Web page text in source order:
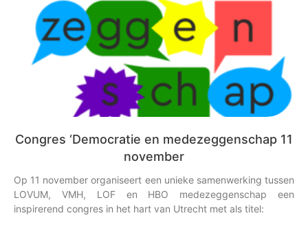
Congres ‘Democratie en medezeggenschap 11
november
Op 11 november organiseert een unieke samenwerking tussen
LOVUM, VMH, LOF en HBO medezeggenschap een
inspirerend congres in het hart van Utrecht met als titel: